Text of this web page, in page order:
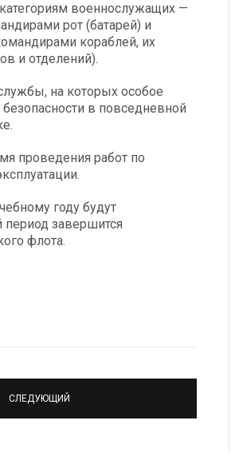
военнослужащих —
рот (батарей) и
кораблей, их
и отделений).
на которых особое
в повседневной
проведения работ по
году будут
завершится
флота.
СЛЕДУЮЩИЙ